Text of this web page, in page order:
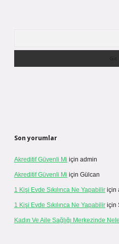
Son yorumlar
Akreditif Güvenli Mi için admin
Akreditif Güvenli Mi için Gülcan
1 Kişi Evde Sıkılınca Ne Yapabilir için
1 Kişi Evde Sıkılınca Ne Yapabilir için
Kadın Ve Aile Sağlığı Merkezinde